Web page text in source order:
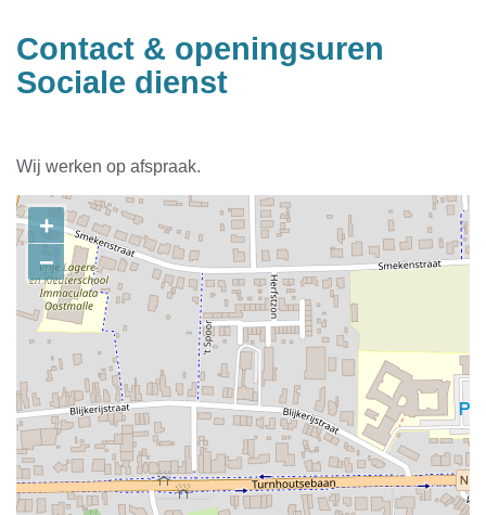
Contact & openingsuren
Sociale dienst
Wij werken op afspraak.
Contact
+
−